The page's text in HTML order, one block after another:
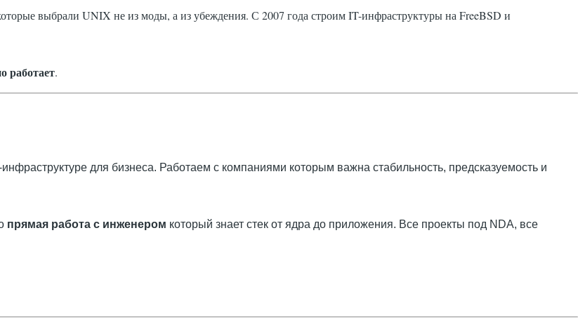
выбрали UNIX не из моды, а из убеждения. С 2007 года строим IT-инфраструктуры на FreeBSD и
работает.
для бизнеса. Работаем с компаниями которым важна стабильность, предсказуемость и
прямая работа с инженером который знает стек от ядра до приложения. Все проекты под NDA, все